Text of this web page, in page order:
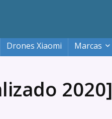
Drones Xiaomi Marcas
2020]